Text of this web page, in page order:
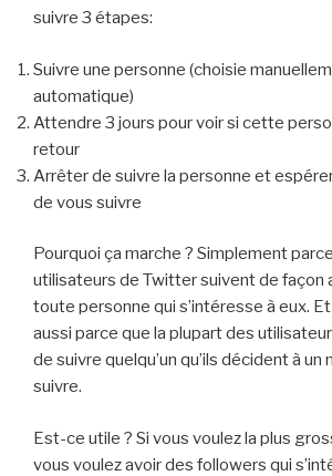
suivre 3 étapes:
Suivre une personne (choisie
automatique)
Attendre 3 jours pour voir si cette
retour
Arrêter de suivre la personne et
de vous suivre
Pourquoi ça marche ? Simplement
utilisateurs de Twitter suivent de façon
toute personne qui s’intéresse à eux.
aussi parce que la plupart des
de suivre quelqu’un qu’ils décident à un
suivre.
Est-ce utile ? Si vous voulez la plus
vous voulez avoir des followers qui